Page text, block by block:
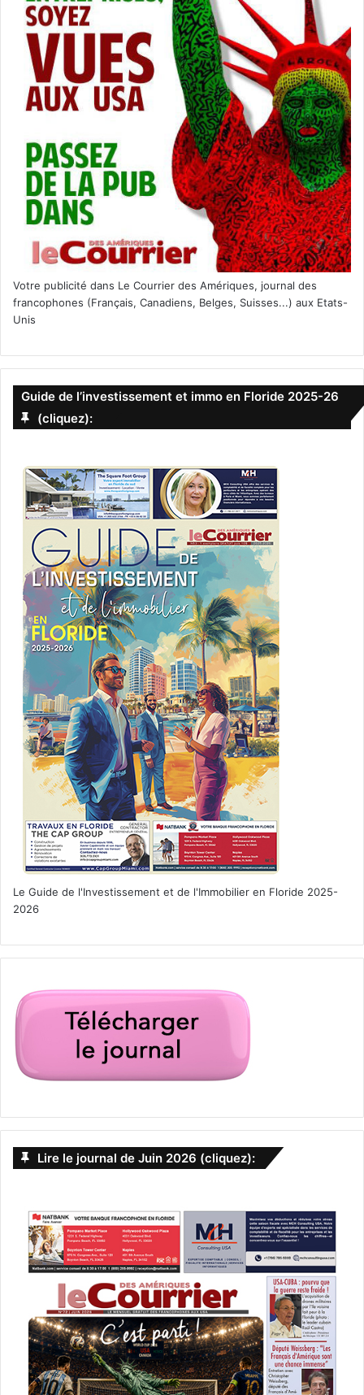
Votre publicité dans Le Courrier des Amériques, journal des
francophones (Français, Canadiens, Belges, Suisses...) aux Etats-
Unis
Guide de l’investissement et immo en Floride 2025-26
(cliquez):
Le Guide de l'Investissement et de l'Immobilier en Floride 2025-
2026
Lire le journal de Juin 2026 (cliquez):